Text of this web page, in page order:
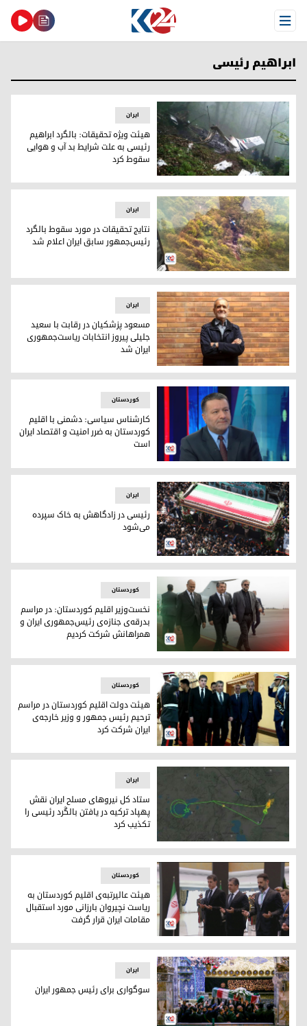
Open Menu
ابراهیم رئیسی
لاشه بالگرد ابراهیم رئیسی، رئیس‌جمهور ایران در محل سقوط در شمال غرب ایران.
ایران
هیئت ویژه تحقیقات: بالگرد ابراهیم
رئیسی به علت شرایط بد آب و هوایی
سقوط کرد
محل سقوط بالگرد حامل ابراهیم رئیسی، رئیس جمهور فقید
ایران
نتایج تحقیقات در مورد سقوط بالگرد
رئیس‌جمهور سابق ایران اعلام شد
ابراهیم رئیسی رئیس جمهور ایران
ایران
مسعود پزشکیان در رقابت با سعید
جلیلی پیروز انتخابات ریاست‌جمهوری
ایران شد
پرویز رحیم قادر
کوردستان
کارشناس سیاسی: دشمنی با اقلیم
کوردستان به ضرر امنیت و اقتصاد ایران
است
عزاداران در مراسم تشییع جنازه ابراهیم رئیسی، رئیس جمهور فقید ایران، تهران ٢٢
ایران
رئیسی در زادگاهش به خاک سپرده
می‌شود
نخست‌وزیر اقلیم کوردستان: در مراسم بدرقه‌ی جنازه‌ی
کوردستان
نخست‌وزیر اقلیم کوردستان: در مراسم
بدرقه‌ی جنازه‌ی رئیس‌جمهوری ایران و
همراهانش شرکت کردیم
شرکت هیئت اقلیم کوردستان در مراسم تحریم ابراهیم رئیسی
کوردستان
هیئت دولت اقلیم کوردستان در مراسم
ترحیم رئیس جمهور و وزیر خارجه‌ی
ایران شرکت کرد
َآناتولی مسیر رفت و بازگشت پهپاد بیرکتار به محل سقوط
ایران
ستاد کل نیروهای مسلح ایران نقش
پهپاد ترکیه در یافتن بالگَرد رئیسی را
تکذیب کرد
هیئت عالی اقلیم کوردستان در تهران
کوردستان
هیئت عالیرتبه‌ی اقلیم کوردستان به
ریاست نچیروان بارزانی مورد استقبال
مقامات ایران قرار گرفت
ایران
سوگواری برای رئیس جمهور ایران